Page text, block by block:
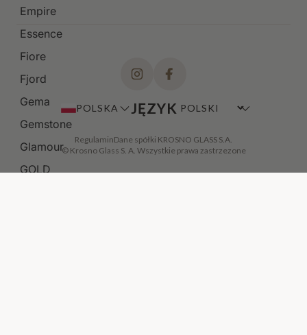
Empire
Essence
Fiore
Fjord
Gema
Gemstone
Glamour
GOLD
POLSKA JĘZYK
RegulaminDane spółki KROSNO GLASS S.A.
© Krosno Glass S. A. Wszystkie prawa zastrzezone